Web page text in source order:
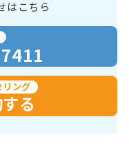
はこちら
ング
る